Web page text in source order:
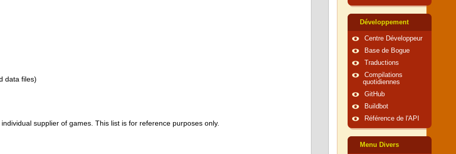
data files)
supplier of games. This list is for reference purposes only.
Développement
Centre Développeur
Base de Bogue
Traductions
Compilations
quotidiennes
GitHub
Buildbot
Référence de l'API
Menu Divers